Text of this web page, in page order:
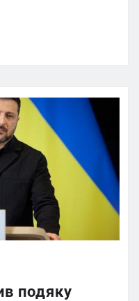
подяку